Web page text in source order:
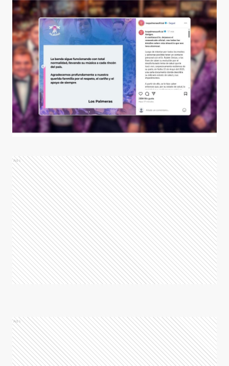
Ads
Ads